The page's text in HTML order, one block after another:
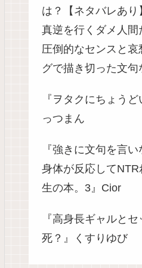
は？【ネタバレあり
真逆を行くダメ人間
圧倒的なセンスと哀
グで描き切った文句
『ヲタクにちょう
っつまん
『強きに文句を言
身体が反応して
生の本。3』Cior
『高身長ギャルと
死？』くすりゆび